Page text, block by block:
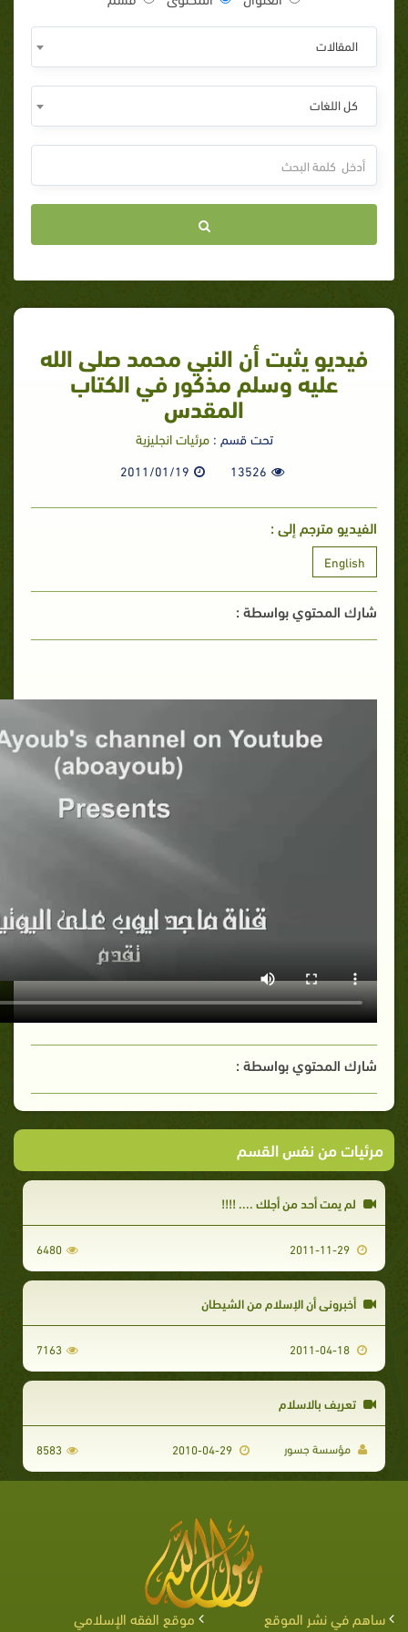
المقالات
كل اللغات
فيديو يثبت أن النبي محمد صلى الله
عليه وسلم مذكور في الكتاب
المقدس
تحت قسم :مرئيات انجليزية
13526
2011/01/19
الفيديو مترجم إلى :
English
شارك المحتوي بواسطة :
شارك المحتوي بواسطة :
مرئيات من نفس القسم
لم يمت أحد من أجلك .... !!!!
6480
أخبروني أن الإسلام من الشيطان
7163
تعريف بالاسلام
مؤسسة جسور 8583
ساهم في نشر الموقع موقع الفقه الإسلامي